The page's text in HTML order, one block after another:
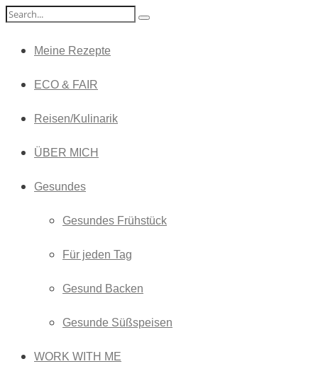
Meine Rezepte
ECO & FAIR
Reisen/Kulinarik
ÜBER MICH
Gesundes
Gesundes Frühstück
Für jeden Tag
Gesund Backen
Gesunde Süßspeisen
WORK WITH ME